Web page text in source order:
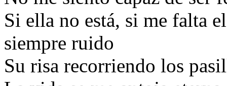
Si ella no está, si me falta
siempre ruido
Su risa recorriendo los